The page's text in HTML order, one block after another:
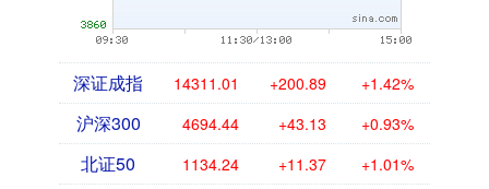
深证成指 14311.01 +200.89 +1.42%
沪深300 4694.44 +43.13 +0.93%
北证50 1134.24 +11.37 +1.01%